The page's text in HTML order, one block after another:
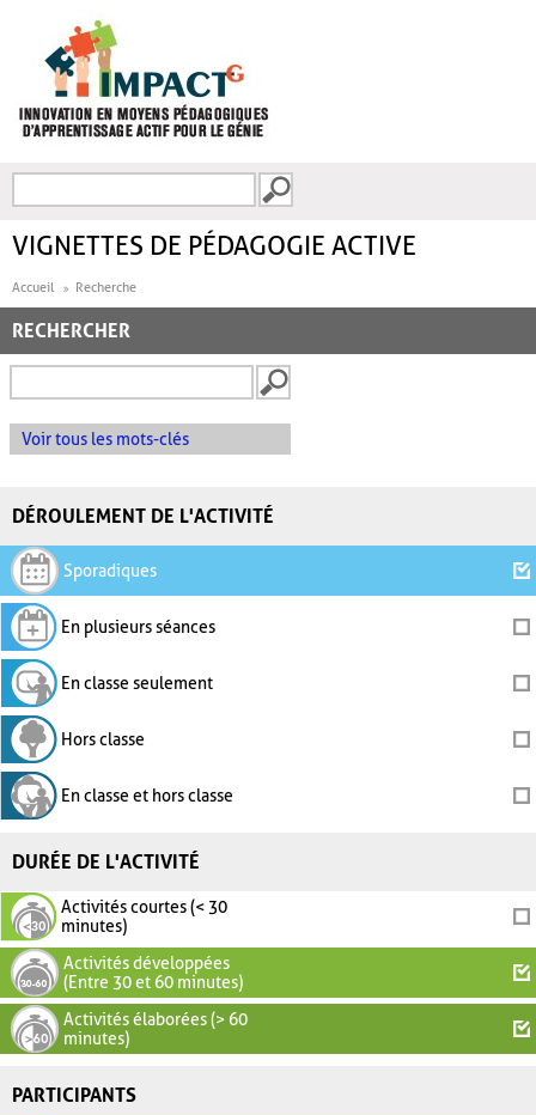
FORMULAIRE DE
VIGNETTES DE PÉDAGOGIE ACTIVE
Accueil Recherche
RECHERCHER
Voir tous les mots-clés
DÉROULEMENT DE L'ACTIVITÉ
Sporadiques
En plusieurs séances
En classe seulement
Hors classe
En classe et hors classe
DURÉE DE L'ACTIVITÉ
Activités courtes (< 30
minutes)
Activités développées
(Entre 30 et 60 minutes)
Activités élaborées (> 60
minutes)
PARTICIPANTS